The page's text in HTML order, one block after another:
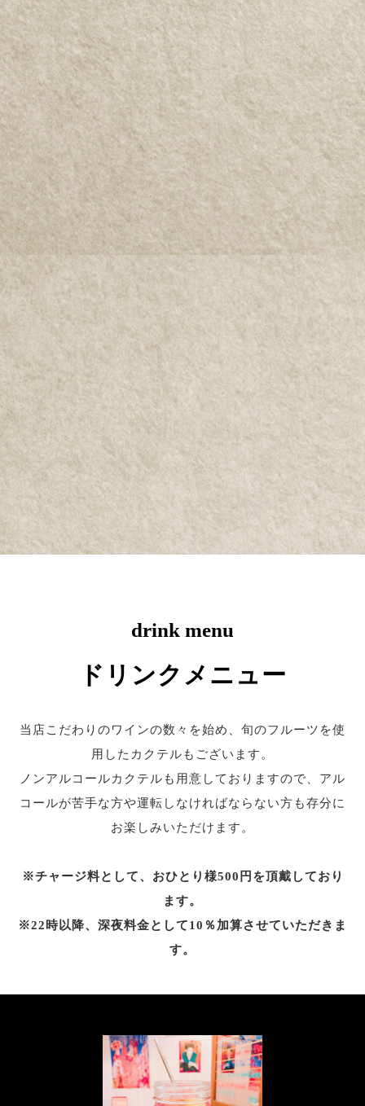
drink menu
ドリンクメニュー
当店こだわりのワインの数々を始め、旬のフルーツを使
用したカクテルもございます。
ノンアルコールカクテルも用意しておりますので、 アル
コールが苦手な方や運転しなければならない方も存分に
お楽しみいただけます。
※チャージ料として、おひとり様500円を頂戴しており
ます。
※22時以降、深夜料金として10％加算させていただきま
す。